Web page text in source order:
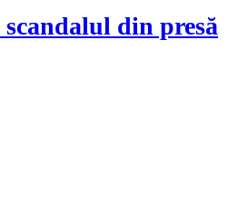
din presă